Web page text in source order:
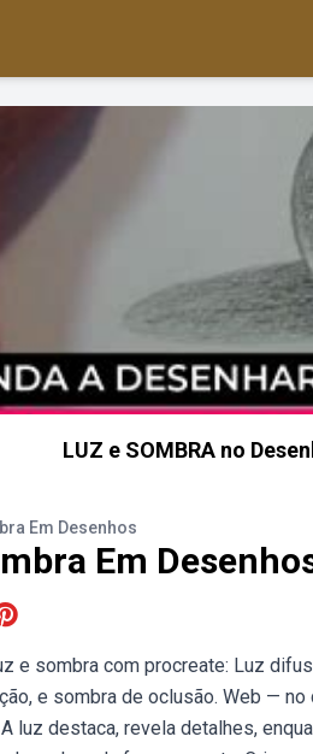
LUZ e SOMBRA no
Em Desenhos
Em
e sombra com procreate: Luz
e sombra de oclusão. Web —
luz destaca, revela detalhes,